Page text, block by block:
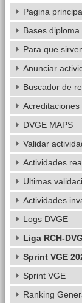
Pagina
Bases diploma
Para que
Anunciar
Buscador de
Acreditaciones
DVGE MAPS
Validar
Actividades
Ultimas
Actividades
Logs DVGE
Liga RCH-
Sprint VGE
Sprint VGE
Ranking